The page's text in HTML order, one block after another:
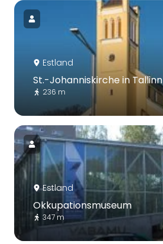
Estland
St.-Johanniskirche in Tallinn
236 m
Estland
Okkupationsmuseum
347 m